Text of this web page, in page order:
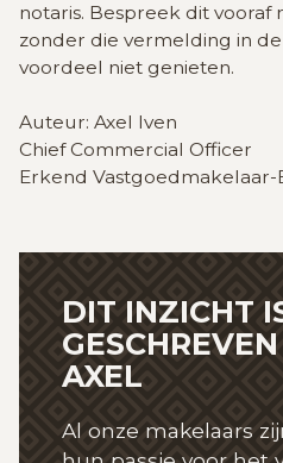
notaris. Bespreek dit vooraf
zonder die vermelding in
voordeel niet genieten.
Auteur: Axel Iven
Chief Commercial Officer
Erkend Vastgoedmakelaar-
DIT INZICHT
GESCHREVEN
AXEL
Al onze makelaars